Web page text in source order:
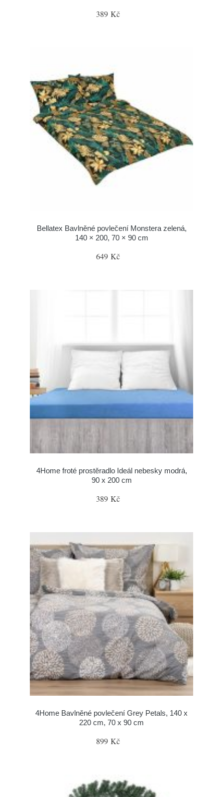
389 Kč
Bellatex Bavlněné povlečení Monstera zelená,
140 × 200, 70 × 90 cm
649 Kč
4Home froté prostěradlo Ideál nebesky modrá,
90 x 200 cm
389 Kč
4Home Bavlněné povlečení Grey Petals, 140 x
220 cm, 70 x 90 cm
899 Kč